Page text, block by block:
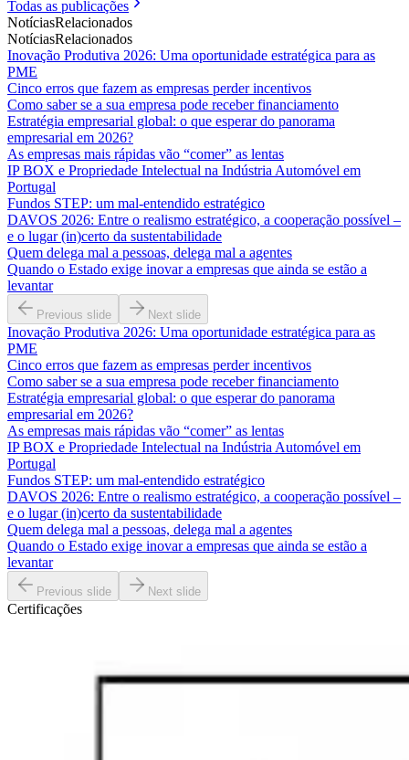
Todas as publicações
NotíciasRelacionados
NotíciasRelacionados
Inovação Produtiva 2026: Uma oportunidade estratégica para as
PME
Cinco erros que fazem as empresas perder incentivos
Como saber se a sua empresa pode receber financiamento
Estratégia empresarial global: o que esperar do panorama
empresarial em 2026?
As empresas mais rápidas vão “comer” as lentas
IP BOX e Propriedade Intelectual na Indústria Automóvel em
Portugal
Fundos STEP: um mal-entendido estratégico
DAVOS 2026: Entre o realismo estratégico, a cooperação possível –
e o lugar (in)certo da sustentabilidade
Quem delega mal a pessoas, delega mal a agentes
Quando o Estado exige inovar a empresas que ainda se estão a
levantar
Previous slide Next slide
Inovação Produtiva 2026: Uma oportunidade estratégica para as
PME
Cinco erros que fazem as empresas perder incentivos
Como saber se a sua empresa pode receber financiamento
Estratégia empresarial global: o que esperar do panorama
empresarial em 2026?
As empresas mais rápidas vão “comer” as lentas
IP BOX e Propriedade Intelectual na Indústria Automóvel em
Portugal
Fundos STEP: um mal-entendido estratégico
DAVOS 2026: Entre o realismo estratégico, a cooperação possível –
e o lugar (in)certo da sustentabilidade
Quem delega mal a pessoas, delega mal a agentes
Quando o Estado exige inovar a empresas que ainda se estão a
levantar
Previous slide Next slide
Certificações